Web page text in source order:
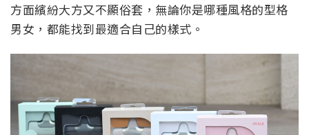
方面繽紛大方又不顯俗套，無論你是哪種風格的型格
男女，都能找到最適合自己的樣式。